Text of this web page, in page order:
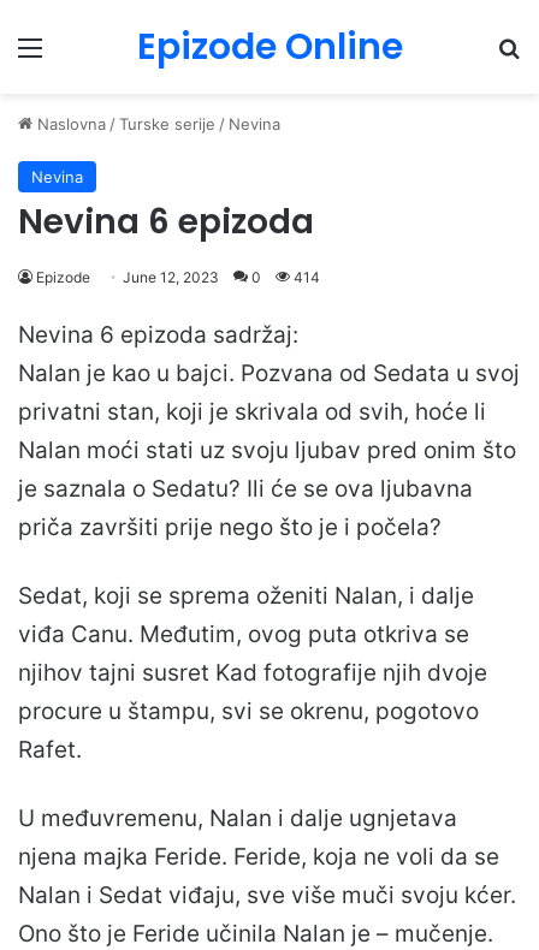
Menu Epizode Online
Naslovna /Turske serije / Nevina
Nevina
Nevina 6 epizoda
Epizode June 12, 2023 0 414
Nevina 6 epizoda sadržaj:
Nalan je kao u bajci. Pozvana od Sedata u svoj
privatni stan, koji je skrivala od svih, hoće li
Nalan moći stati uz svoju ljubav pred onim što
je saznala o Sedatu? Ili će se ova ljubavna
priča završiti prije nego što je i počela?
Sedat, koji se sprema oženiti Nalan, i dalje
viđa Canu. Međutim, ovog puta otkriva se
njihov tajni susret Kad fotografije njih dvoje
procure u štampu, svi se okrenu, pogotovo
Rafet.
U međuvremenu, Nalan i dalje ugnjetava
njena majka Feride. Feride, koja ne voli da se
Nalan i Sedat viđaju, sve više muči svoju kćer.
Ono što je Feride učinila Nalan je – mučenje.